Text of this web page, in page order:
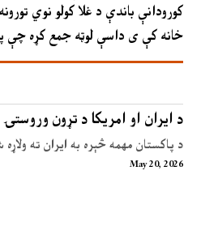
کورودانې باندې د غلا کولو نوي
خانه کې ی داسې لوټه جمع کړه چې
د ایران او امریکا د تړون
د پاکستان مهمه څېره به ایران ته
May 20, 2026